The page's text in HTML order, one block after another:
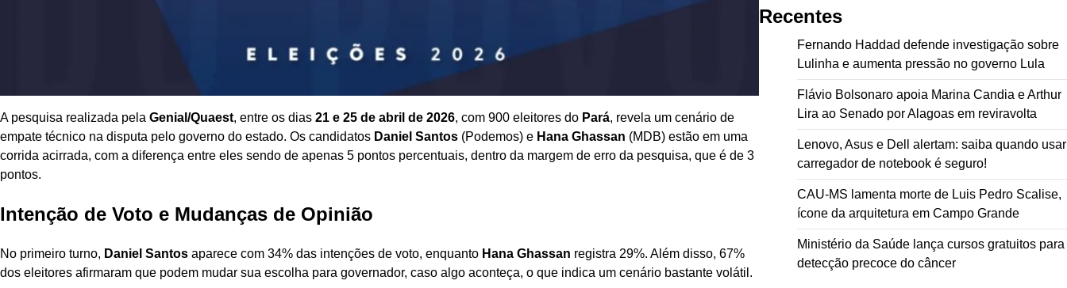
A pesquisa realizada pela Genial/Quaest, entre os dias 21 e 25 de abril de 2026, com 900 eleitores do Pará, revela um cenário de
empate técnico na disputa pelo governo do estado. Os candidatos Daniel Santos (Podemos) e Hana Ghassan (MDB) estão em uma
corrida acirrada, com a diferença entre eles sendo de apenas 5 pontos percentuais, dentro da margem de erro da pesquisa, que é de 3
pontos.
Intenção de Voto e Mudanças de Opinião
No primeiro turno, Daniel Santos aparece com 34% das intenções de voto, enquanto Hana Ghassan registra 29%. Além disso, 67%
dos eleitores afirmaram que podem mudar sua escolha para governador, caso algo aconteça, o que indica um cenário bastante volátil.
Recentes
Fernando Haddad defende investigação sobre
Lulinha e aumenta pressão no governo Lula
Flávio Bolsonaro apoia Marina Candia e Arthur
Lira ao Senado por Alagoas em reviravolta
Lenovo, Asus e Dell alertam: saiba quando usar
carregador de notebook é seguro!
CAU-MS lamenta morte de Luis Pedro Scalise,
ícone da arquitetura em Campo Grande
Ministério da Saúde lança cursos gratuitos para
detecção precoce do câncer